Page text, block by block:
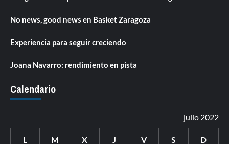
No news, good news en Basket Zaragoza
Experiencia para seguir creciendo
Joana Navarro: rendimiento en pista
Calendario
julio 2022
L M X J V S D